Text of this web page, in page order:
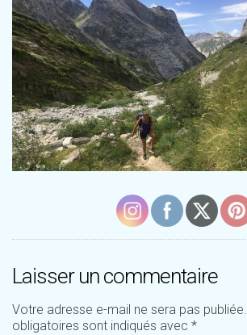
Laisser un commentaire
Votre adresse e-mail ne sera pas publiée.
obligatoires sont indiqués avec *